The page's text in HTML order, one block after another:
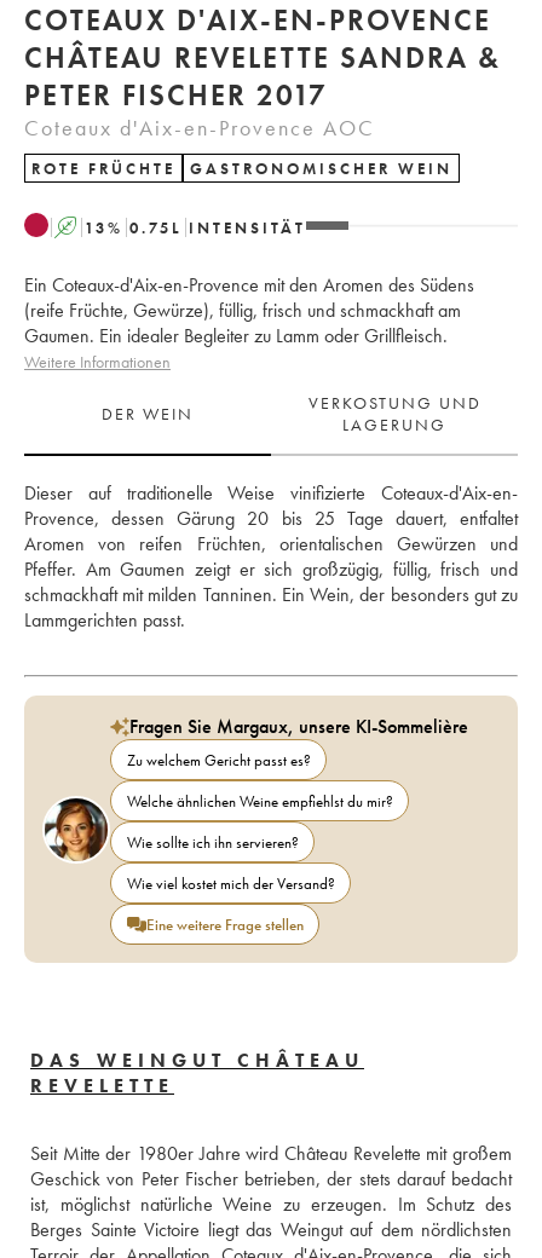
COTEAUX D'AIX-EN-PROVENCE
CHÂTEAU REVELETTE SANDRA &
PETER FISCHER 2017
Coteaux d'Aix-en-Provence AOC
ROTE FRÜCHTE GASTRONOMISCHER WEIN
A 13% 0.75 L INTENSITÄT
Ein Coteaux-d'Aix-en-Provence mit den Aromen des Südens
(reife Früchte, Gewürze), füllig, frisch und schmackhaft am
Gaumen. Ein idealer Begleiter zu Lamm oder Grillfleisch.
Weitere Informationen
DER WEIN
VERKOSTUNG UND
LAGERUNG
Dieser auf traditionelle Weise vinifizierte Coteaux-d'Aix-en-
Provence, dessen Gärung 20 bis 25 Tage dauert, entfaltet
Aromen von reifen Früchten, orientalischen Gewürzen und
Pfeffer. Am Gaumen zeigt er sich großzügig, füllig, frisch und
schmackhaft mit milden Tanninen. Ein Wein, der besonders gut zu
Lammgerichten passt.
Fragen Sie Margaux, unsere KI-Sommelière
Zu welchem Gericht passt es?
Welche ähnlichen Weine empfiehlst du mir?
Wie sollte ich ihn servieren?
Wie viel kostet mich der Versand?
Eine weitere Frage stellen
DAS WEINGUT CHÂTEAU
REVELETTE
Seit Mitte der 1980er Jahre wird Château Revelette mit großem
Geschick von Peter Fischer betrieben, der stets darauf bedacht
ist, möglichst natürliche Weine zu erzeugen. Im Schutz des
Berges Sainte Victoire liegt das Weingut auf dem nördlichsten